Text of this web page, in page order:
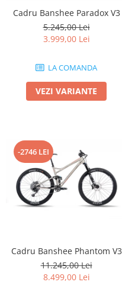
Cadru Banshee Paradox V3
5.245,00 Lei
3.999,00 Lei
LA COMANDA
VEZI VARIANTE
-2746 LEI
Cadru Banshee Phantom V3
11.245,00 Lei
8.499,00 Lei